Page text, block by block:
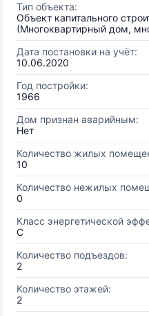
Тип объекта:
Объект капитального
(Многоквартирный дом,
Дата постановки на учёт:
10.06.2020
Год постройки:
1966
Дом признан аварийным:
Нет
Количество жилых
10
Количество нежилых
0
Класс энергетической
C
Количество подъездов:
2
Количество этажей:
2